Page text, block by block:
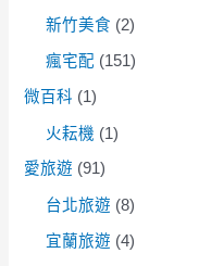
新竹美食 (2)
瘋宅配 (151)
微百科 (1)
火耘機 (1)
愛旅遊 (91)
台北旅遊 (8)
宜蘭旅遊 (4)